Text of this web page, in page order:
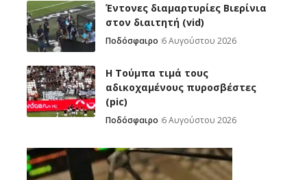
Έντονες διαμαρτυρίες Βιερίνια
στον διαιτητή (vid)
Ποδόσφαιρο 6 Αυγούστου 2026
H Tούμπα τιμά τους
αδικοχαμένους πυροσβέστες
(pic)
Ποδόσφαιρο 6 Αυγούστου 2026